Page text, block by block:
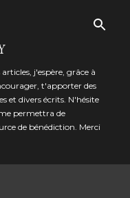
j'espère, grâce à
t'apporter des
et divers écrits. N'hésite
permettra de
de bénédiction. Merci